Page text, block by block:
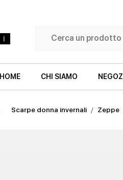
HOME CHI SIAMO NEGOZI
Scarpe donna invernali Zeppe